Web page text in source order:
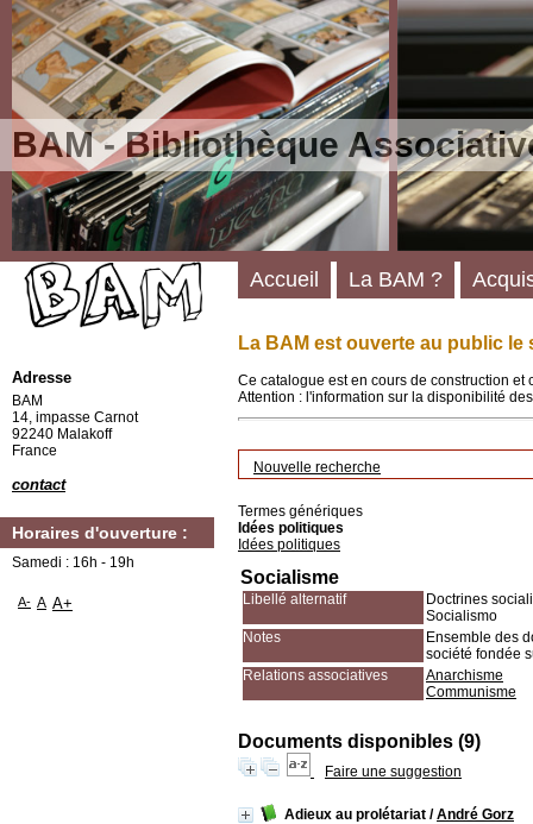
BAM - Bibliothèque
La BAM est ouverte au public le
Ce catalogue est en cours de construction
Attention : l'information sur la disponibilité
Nouvelle recherche
Termes génériques
Idées politiques
Idées politiques
Socialisme
Libellé alternatif
Doctrines
Socialismo
Notes
Ensemble des
société fondée
Relations associatives
Anarchisme
Communisme
Documents disponibles (9)
Faire une suggestion
Adieux au prolétariat /André Gorz
Accueil La BAM ?
Adresse
BAM
14, impasse Carnot
92240 Malakoff
France
contact
Horaires d'ouverture :
Samedi : 16h - 19h
A- A A+